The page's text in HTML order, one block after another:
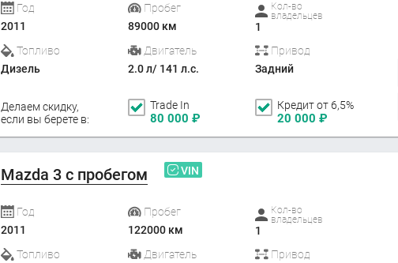
Год
2011
Пробег
89000 км
Кол-во
владельцев
1
Топливо
Дизель
Двигатель
2.0 л/ 141 л.с.
Привод
Задний
Делаем скидку,
если вы берете в:
Trade In
80 000 ₽
Кредит от 6,5%
20 000 ₽
Mazda 3 с пробегом VIN
Год
2011
Пробег
122000 км
Кол-во
владельцев
1
Топливо
Двигатель
Привод